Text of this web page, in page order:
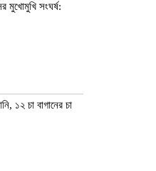
মুখোমুখি সংঘর্ষ:
১২ চা বাগানের চা